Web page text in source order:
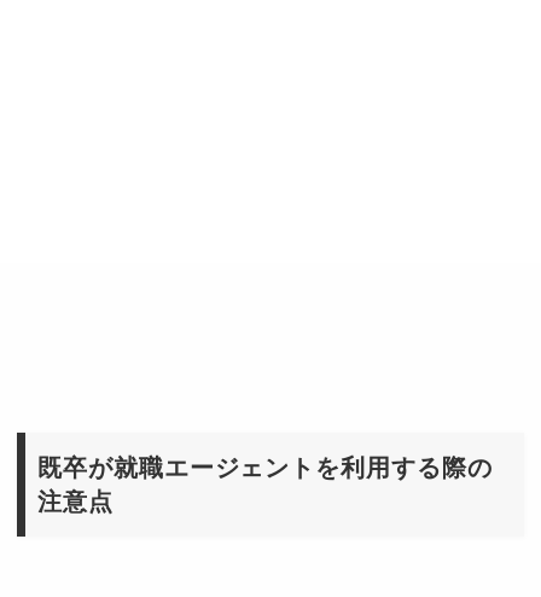
既卒が就職エージェントを利用する際の
注意点